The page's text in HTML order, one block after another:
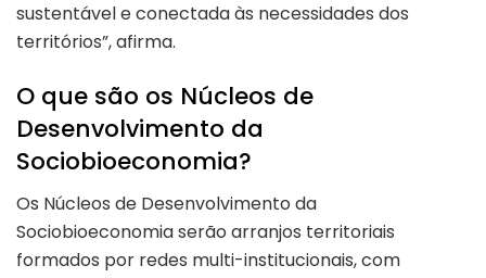
sustentável e conectada às necessidades dos
territórios”, afirma.
O que são os Núcleos de
Desenvolvimento da
Sociobioeconomia?
Os Núcleos de Desenvolvimento da
Sociobioeconomia serão arranjos territoriais
formados por redes multi-institucionais, com